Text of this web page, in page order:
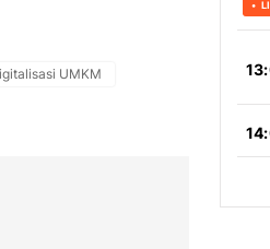
UMKM